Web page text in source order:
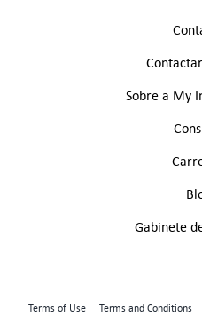
Sobre a My
Gabinete
Terms of Use Terms and Conditions